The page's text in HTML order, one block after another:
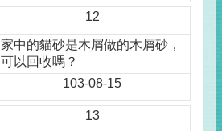
12
家中的貓砂是木屑做的木屑砂，
可以回收嗎？
103-08-15
13